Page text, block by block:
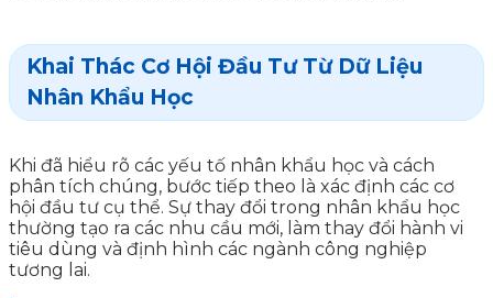
Khai Thác Cơ Hội Đầu Tư Từ Dữ Liệu
Nhân Khẩu Học
Khi đã hiểu rõ các yếu tố nhân khẩu học và cách
phân tích chúng, bước tiếp theo là xác định các cơ
hội đầu tư cụ thể. Sự thay đổi trong nhân khẩu học
thường tạo ra các nhu cầu mới, làm thay đổi hành vi
tiêu dùng và định hình các ngành công nghiệp
tương lai.